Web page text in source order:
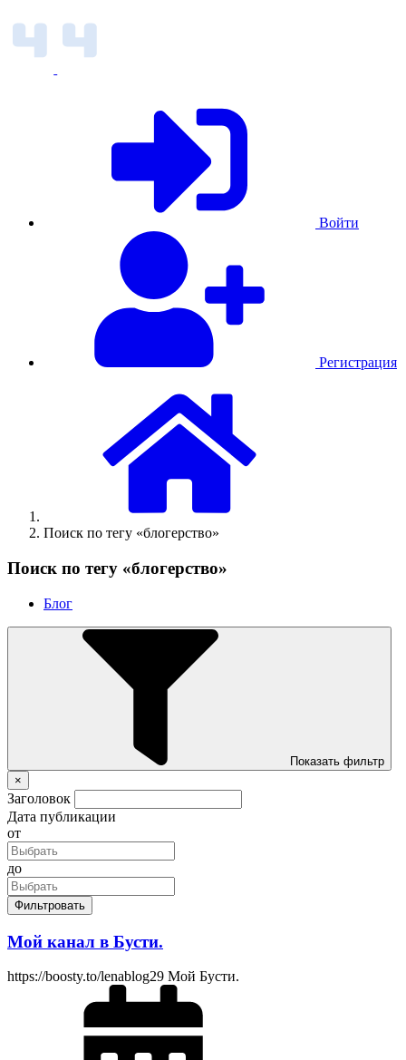
Войти
Регистрация
Поиск по тегу «блогерство»
Поиск по тегу «блогерство»
Блог
Показать фильтр
×
Заголовок
Дата публикации
от
до
Фильтровать
Мой канал в Бусти.
https://boosty.to/lenablog29 Мой Бусти.